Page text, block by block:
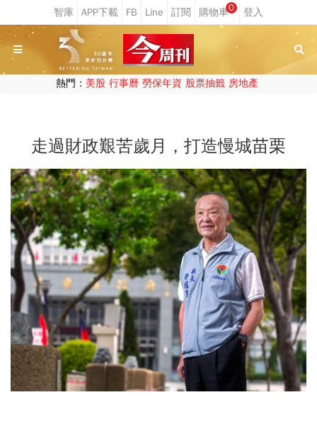
0
熱門： 美股 行事曆 勞保年資 股票抽籤 房地產
走過財政艱苦歲月，打造慢城苗栗